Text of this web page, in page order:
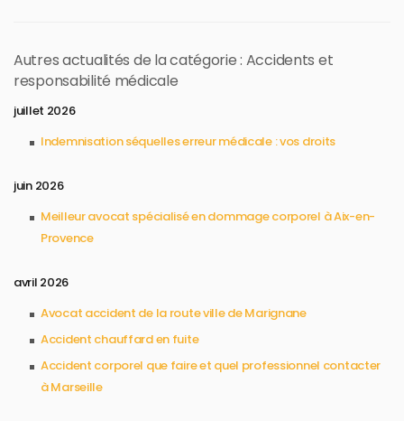
Autres actualités de la catégorie : Accidents et
responsabilité médicale
juillet 2026
Indemnisation séquelles erreur médicale : vos droits
juin 2026
Meilleur avocat spécialisé en dommage corporel à Aix-en-
Provence
avril 2026
Avocat accident de la route ville de Marignane
Accident chauffard en fuite
Accident corporel que faire et quel professionnel contacter
à Marseille